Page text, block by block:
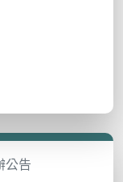
公告